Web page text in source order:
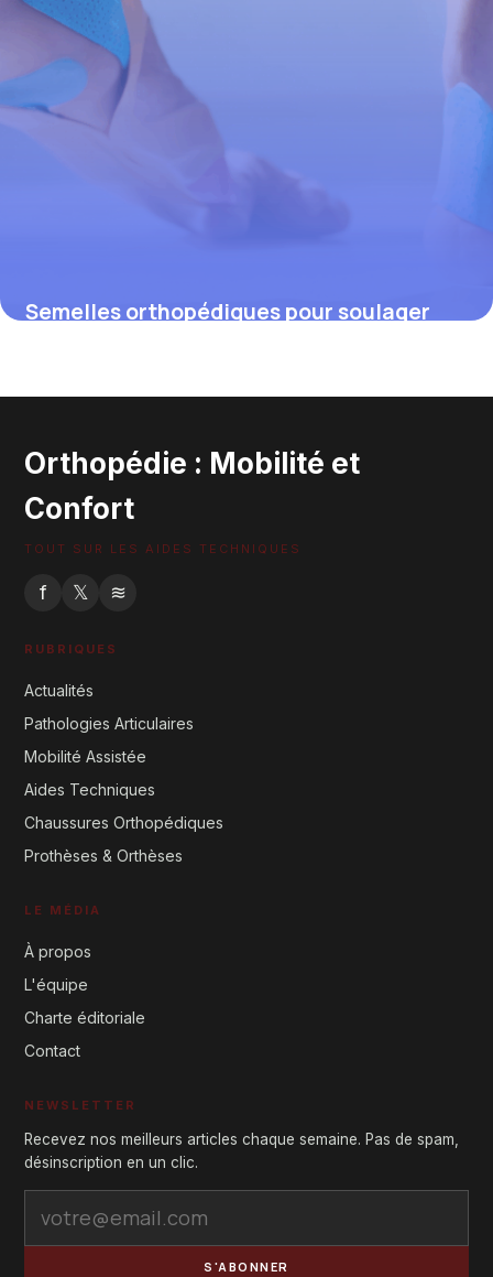
Semelles orthopédiques pour soulager
Orthopédie : Mobilité et
Confort
TOUT SUR LES AIDES TECHNIQUES
f 𝕏 ≋
RUBRIQUES
Actualités
Pathologies Articulaires
Mobilité Assistée
Aides Techniques
Chaussures Orthopédiques
Prothèses & Orthèses
LE MÉDIA
À propos
L'équipe
Charte éditoriale
Contact
NEWSLETTER
Recevez nos meilleurs articles chaque semaine. Pas de spam,
désinscription en un clic.
S'ABONNER